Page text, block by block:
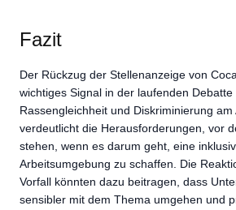
Fazit
Der Rückzug der Stellenanzeige von
wichtiges Signal in der laufenden Debatte
Rassengleichheit und Diskriminierung am
verdeutlicht die Herausforderungen, vor
stehen, wenn es darum geht, eine
Arbeitsumgebung zu schaffen. Die
Vorfall könnten dazu beitragen, dass
sensibler mit dem Thema umgehen und